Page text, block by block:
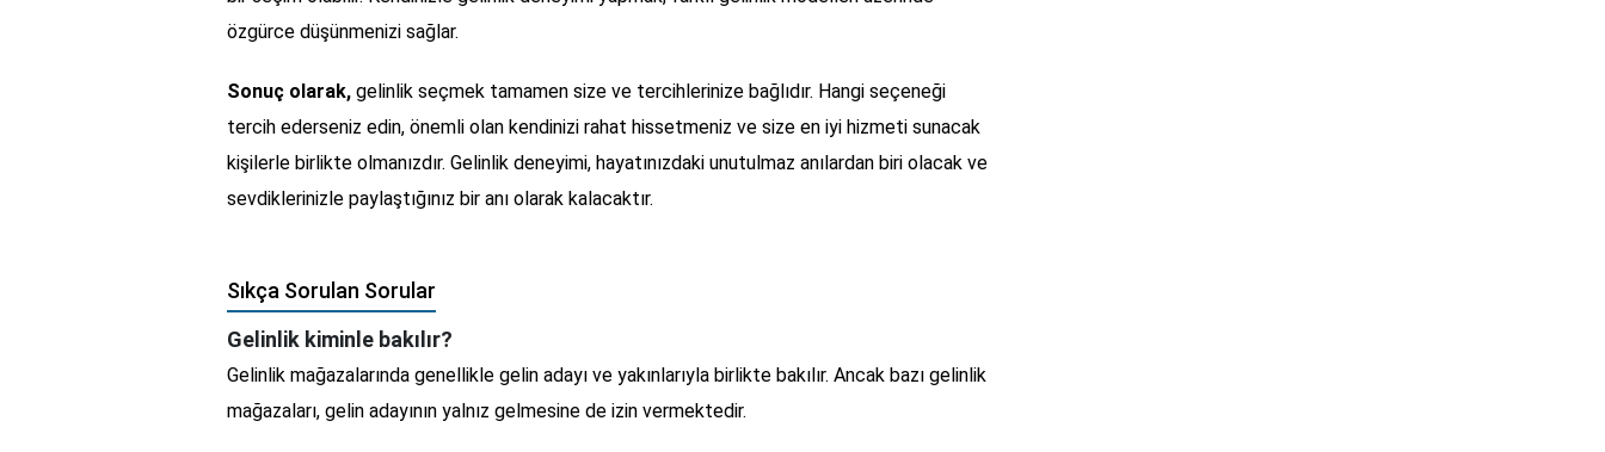
özgürce düşünmenizi sağlar.
Sonuç olarak, gelinlik seçmek tamamen size ve tercihlerinize bağlıdır. Hangi seçeneği
tercih ederseniz edin, önemli olan kendinizi rahat hissetmeniz ve size en iyi hizmeti sunacak
kişilerle birlikte olmanızdır. Gelinlik deneyimi, hayatınızdaki unutulmaz anılardan biri olacak ve
sevdiklerinizle paylaştığınız bir anı olarak kalacaktır.
Sıkça Sorulan Sorular
Gelinlik kiminle bakılır?
Gelinlik mağazalarında genellikle gelin adayı ve yakınlarıyla birlikte bakılır. Ancak bazı gelinlik
mağazaları, gelin adayının yalnız gelmesine de izin vermektedir.